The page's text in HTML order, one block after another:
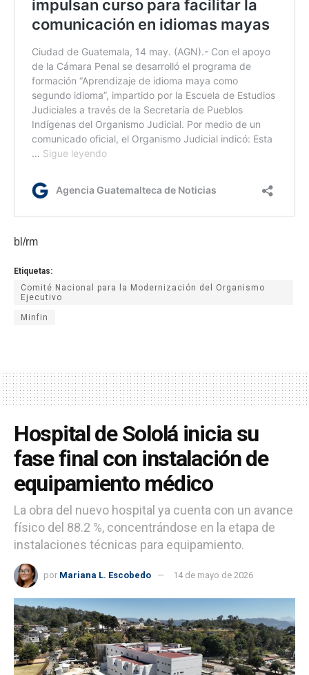
bl/rm
Etiquetas:
Comité Nacional para la Modernización del Organismo
Ejecutivo
Minfin
Hospital de Sololá inicia su
fase final con instalación de
equipamiento médico
La obra del nuevo hospital ya cuenta con un avance
físico del 88.2 %, concentrándose en la etapa de
instalaciones técnicas para equipamiento.
por Mariana L. Escobedo 14 de mayo de 2026